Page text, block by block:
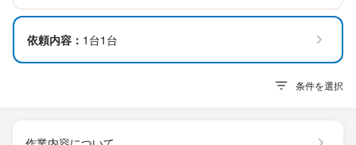
依頼内容： 1台1台
条件を選択